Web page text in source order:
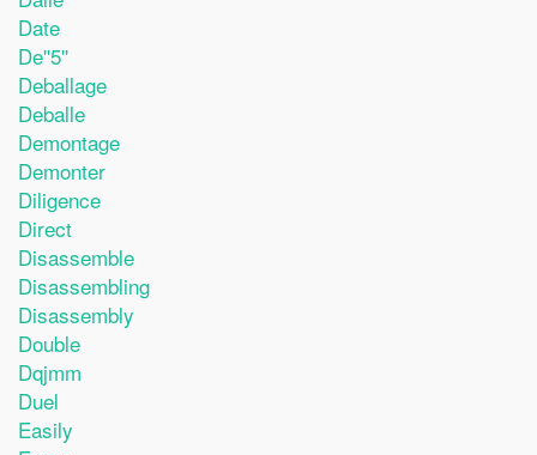
Date
De''5''
Deballage
Deballe
Demontage
Demonter
Diligence
Direct
Disassemble
Disassembling
Disassembly
Double
Dqjmm
Duel
Easily